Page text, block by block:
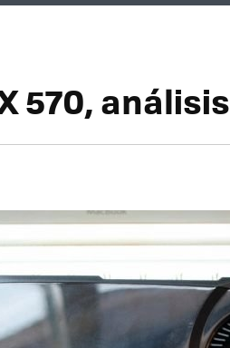
570, análisis